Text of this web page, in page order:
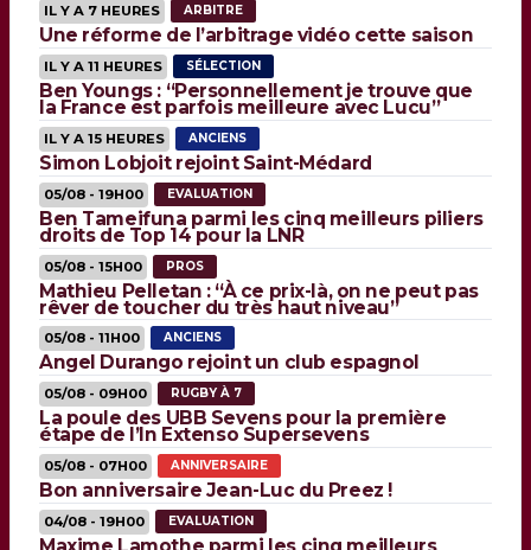
IL Y A 7 HEURES ARBITRE
Une réforme de l’arbitrage vidéo cette saison
IL Y A 11 HEURES SÉLECTION
Ben Youngs : “Personnellement je trouve que
la France est parfois meilleure avec Lucu”
IL Y A 15 HEURES ANCIENS
Simon Lobjoit rejoint Saint-Médard
05/08 - 19H00 EVALUATION
Ben Tameifuna parmi les cinq meilleurs piliers
droits de Top 14 pour la LNR
05/08 - 15H00 PROS
Mathieu Pelletan : “À ce prix-là, on ne peut pas
rêver de toucher du très haut niveau”
05/08 - 11H00 ANCIENS
Angel Durango rejoint un club espagnol
05/08 - 09H00 RUGBY À 7
La poule des UBB Sevens pour la première
étape de l’In Extenso Supersevens
05/08 - 07H00 ANNIVERSAIRE
Bon anniversaire Jean-Luc du Preez !
04/08 - 19H00 EVALUATION